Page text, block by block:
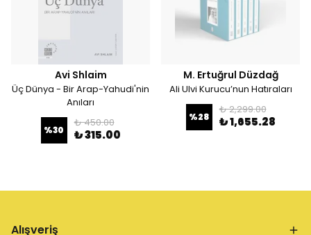
Avi Shlaim
Üç Dünya - Bir Arap-Yahudi'nin
Anıları
%30
₺ 450.00
₺ 315.00
M. Ertuğrul Düzdağ
Ali Ulvi Kurucu’nun Hatıraları
%28
₺ 2,299.00
₺ 1,655.28
Alışveriş